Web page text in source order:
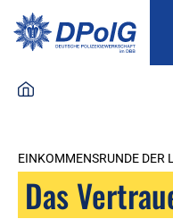
EINKOMMENSRUNDE DER
Das